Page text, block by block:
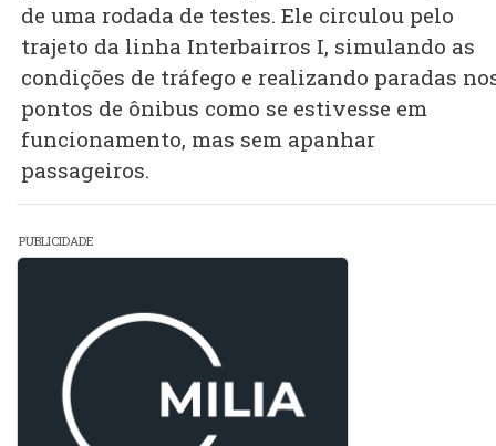
de uma rodada de testes. Ele circulou pelo
trajeto da linha Interbairros I, simulando as
condições de tráfego e realizando paradas
pontos de ônibus como se estivesse em
funcionamento, mas sem apanhar
passageiros.
PUBLICIDADE